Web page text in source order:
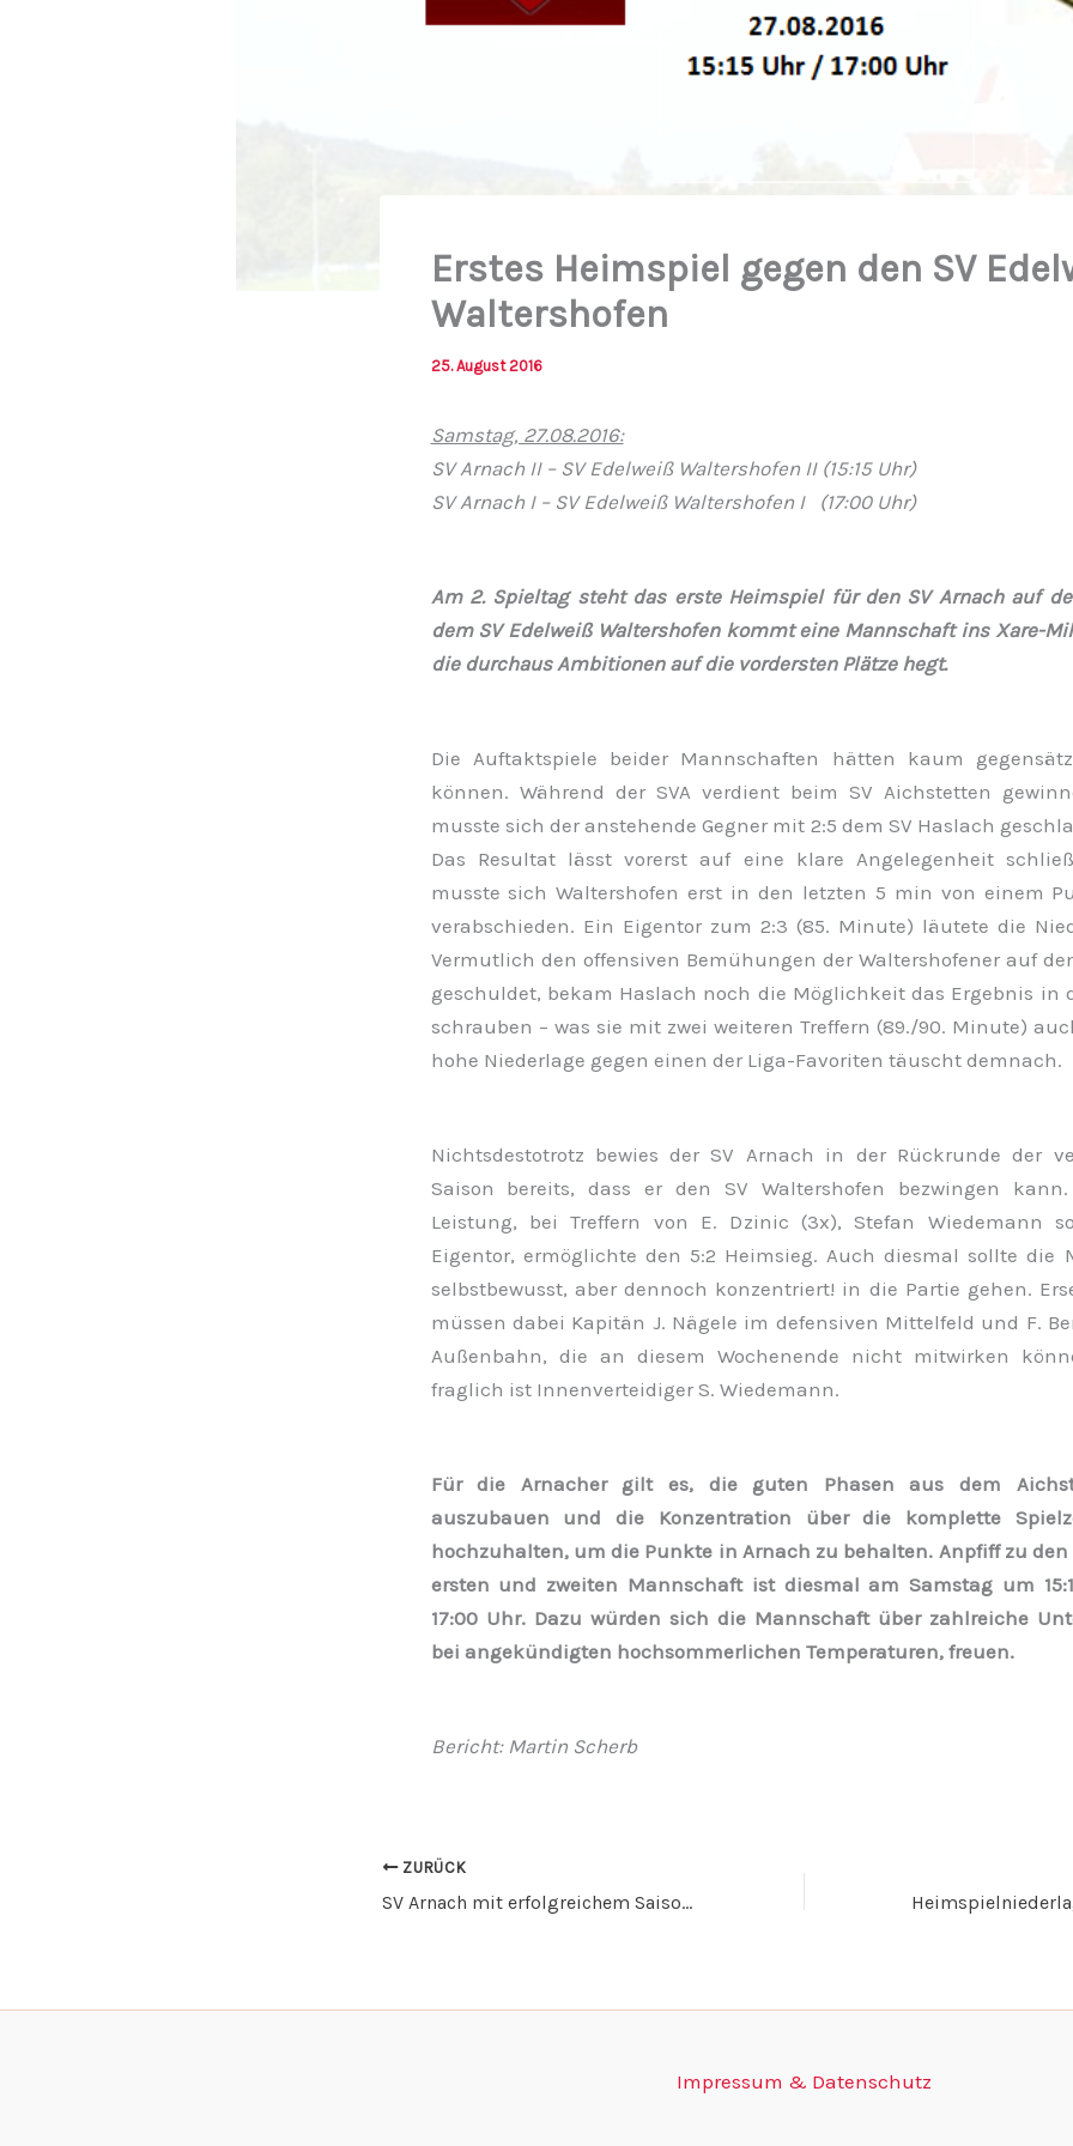
Erstes Heimspiel gegen den SV
Waltershofen
25. August 2016
Samstag, 27.08.2016:
SV Arnach II – SV Edelweiß Waltershofen II (15:15 Uhr)
SV Arnach I – SV Edelweiß Waltershofen I (17:00 Uhr)
Am 2. Spieltag steht das erste Heimspiel für den SV Arnach auf
dem SV Edelweiß Waltershofen kommt eine Mannschaft ins Xare-
die durchaus Ambitionen auf die vordersten Plätze hegt.
Die Auftaktspiele beider Mannschaften hätten kaum
können. Während der SVA verdient beim SV Aichstetten
musste sich der anstehende Gegner mit 2:5 dem SV Haslach
Das Resultat lässt vorerst auf eine klare Angelegenheit
musste sich Waltershofen erst in den letzten 5 min von einem
verabschieden. Ein Eigentor zum 2:3 (85. Minute) läutete die
Vermutlich den offensiven Bemühungen der Waltershofener auf
geschuldet, bekam Haslach noch die Möglichkeit das Ergebnis in
schrauben – was sie mit zwei weiteren Treffern (89./90. Minute)
hohe Niederlage gegen einen der Liga-Favoriten täuscht demnach.
Nichtsdestotrotz bewies der SV Arnach in der Rückrunde der
Saison bereits, dass er den SV Waltershofen bezwingen
Leistung, bei Treffern von E. Dzinic (3x), Stefan Wiedemann
Eigentor, ermöglichte den 5:2 Heimsieg. Auch diesmal sollte die
selbstbewusst, aber dennoch konzentriert! in die Partie gehen.
müssen dabei Kapitän J. Nägele im defensiven Mittelfeld und F.
Außenbahn, die an diesem Wochenende nicht mitwirken
fraglich ist Innenverteidiger S. Wiedemann.
Für die Arnacher
gilt es, die guten Phasen aus dem
auszubauen und die Konzentration über die komplette
hochzuhalten, um die Punkte in Arnach zu behalten. Anpfiff zu den
ersten und zweiten Mannschaft ist diesmal am Samstag um
17:00 Uhr. Dazu würden sich die Mannschaft über zahlreiche
bei angekündigten hochsommerlichen Temperaturen, freuen.
Bericht: Martin Scherb
ZURÜCK
SV Arnach mit erfolgreichem Saisonauftakt
Impressum & Datenschutz